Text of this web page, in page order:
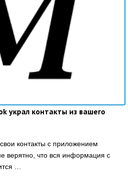
украл контакты из вашего
контакты с приложением
верятно, что вся информация с
…